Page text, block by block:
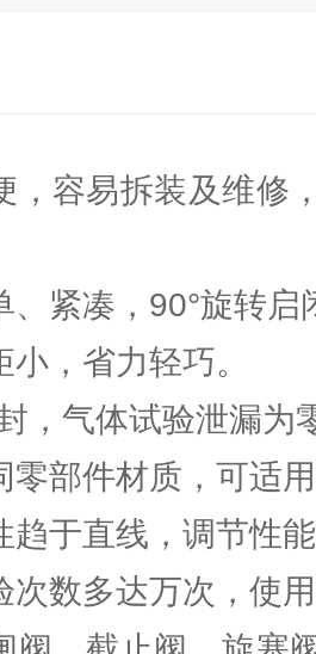
，容易拆装及维修
、紧凑，90°旋转启
，省力轻巧。
，气体试验泄漏为
零部件材质，可适
趋于直线，调节性
次数多达万次，使